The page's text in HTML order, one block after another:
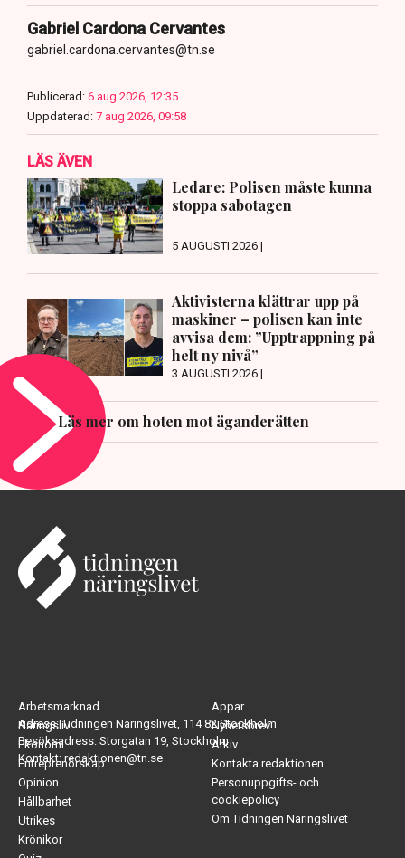
Gabriel Cardona Cervantes
gabriel.cardona.cervantes@tn.se
Publicerad: 6 aug 2026, 12:35
Uppdaterad: 7 aug 2026, 09:58
LÄS ÄVEN
Ledare: Polisen måste kunna
stoppa sabotagen
5 AUGUSTI 2026 |
Aktivisterna klättrar upp på
maskiner – polisen kan inte
avvisa dem: ”Upptrappning på
helt ny nivå”
3 AUGUSTI 2026 |
Läs mer om hoten mot äganderätten
Adress: Tidningen Näringslivet, 114 82 Stockholm
Besöksadress: Storgatan 19, Stockholm
Kontakt: redaktionen@tn.se
Arbetsmarknad
Näringsliv
Ekonomi
Entreprenörskap
Opinion
Hållbarhet
Utrikes
Krönikor
Appar
Nyhetsbrev
Arkiv
Kontakta redaktionen
Personuppgifts- och
cookiepolicy
Om Tidningen Näringslivet